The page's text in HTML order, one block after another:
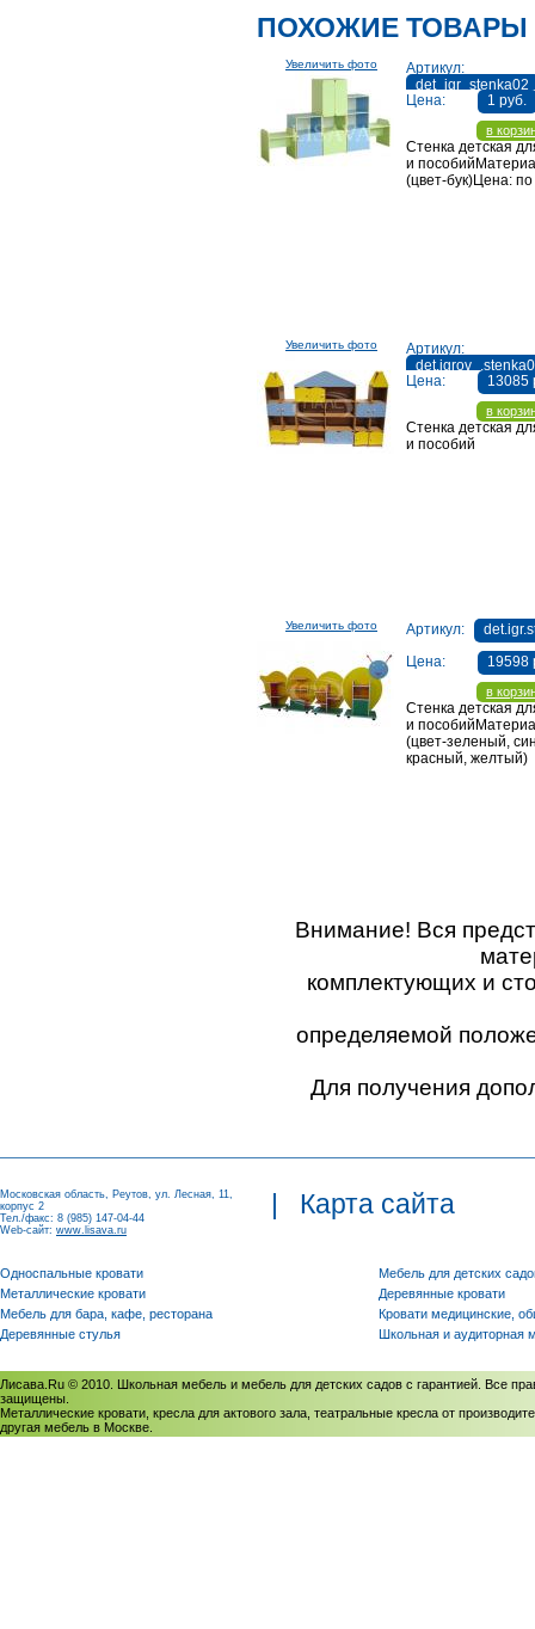
ПОХОЖИЕ ТОВАРЫ
Увеличить фото
Артикул:
det_igr_stenka02
Цена:
1 руб.
в
Стенка детская
и
(цвет-бук)Цена:
Увеличить фото
Артикул:
Цена:
13085
в
Стенка детская
и пособий
Увеличить фото Артикул:
Цена:
19598
в
Стенка детская
и
(цвет-зеленый,
красный, желтый)
Внимание! Вся
комплектующих и
определяемой
Для получения
Московская область, Реутов, ул. Лесная, 11,
корпус 2
Тел./факс: 8 (985) 147-04-44
Web-сайт: www.lisava.ru
| Карта сайта
Односпальные кровати
Металлические кровати
Мебель для бара, кафе, ресторана
Деревянные стулья
Мебель для детских
Деревянные кровати
Кровати медицинские,
Школьная и аудиторная
Лисава.Ru © 2010. Школьная мебель и мебель для детских садов с гарантией. Все
защищены.
Металлические кровати, кресла для актового зала, театральные кресла от
другая мебель в Москве.
Политика использования cookies/Соглашение на обработку персональных данных